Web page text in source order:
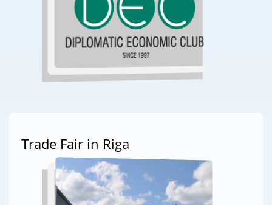
Trade Fair in Riga